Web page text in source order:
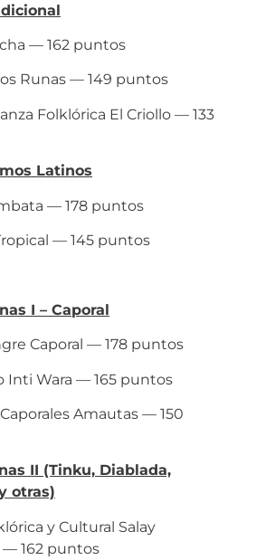
— 162 puntos
Runas — 149 puntos
Folklórica El Criollo — 133
Latinos
— 178 puntos
— 145 puntos
I – Caporal
Caporal — 178 puntos
Inti Wara — 165 puntos
Amautas — 150
II (Tinku, Diablada,
otras)
y Cultural Salay
162 puntos